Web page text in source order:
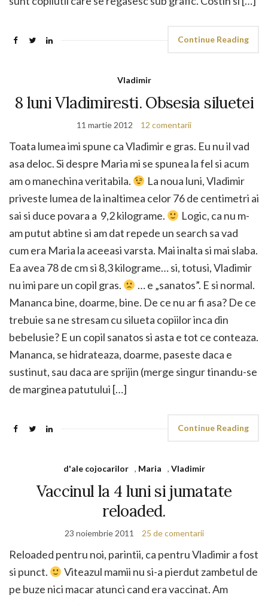
Continue Reading
Vladimir
8 luni Vladimiresti. Obsesia siluetei
11 martie 2012 12 comentarii
Toata lumea imi spune ca Vladimir e gras. Eu nu il vad
asa deloc. Si despre Maria mi se spunea la fel si acum
am o manechina veritabila.
La noua luni, Vladimir
priveste lumea de la inaltimea celor 76 de centimetri ai
sai si duce povara a 9,2 kilograme.
Logic, ca nu m-
am putut abtine si am dat repede un search sa vad
cum era Maria la aceeasi varsta. Mai inalta si mai slaba.
Ea avea 78 de cm si 8,3 kilograme… si, totusi, Vladimir
nu imi pare un copil gras.
… e „sanatos”. E si normal.
Mananca bine, doarme, bine. De ce nu ar fi asa? De ce
trebuie sa ne stresam cu silueta copiilor inca din
bebelusie? E un copil sanatos si asta e tot ce conteaza.
Mananca, se hidrateaza, doarme, paseste daca e
sustinut, sau daca are sprijin (merge singur tinandu-se
de marginea patutului […]
Continue Reading
d'ale cojocarilor , Maria , Vladimir
Vaccinul la 4 luni si jumatate
reloaded.
23 noiembrie 2011 25 de comentarii
Reloaded pentru noi, parintii, ca pentru Vladimir a fost
si punct.
Viteazul mamii nu si-a pierdut zambetul de
pe buze nici macar atunci cand era vaccinat. Am